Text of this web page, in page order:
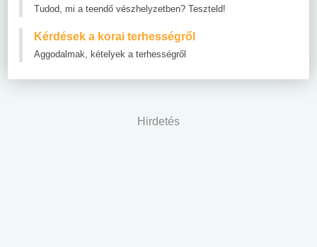
Tudod, mi a teendő vészhelyzetben? Teszteld!
Kérdések a korai terhességről
Aggodalmak, kételyek a terhességről
Hirdetés